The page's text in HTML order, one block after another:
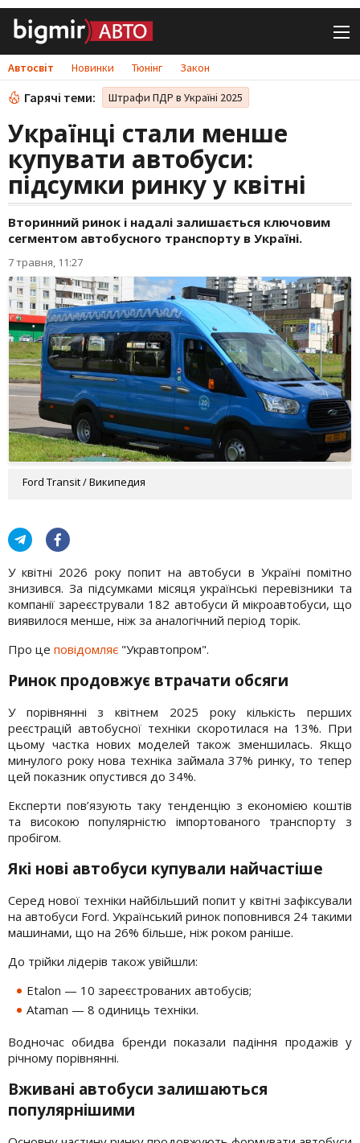
Автосвіт Новинки Тюнінг Закон
Гарячі теми: Штрафи ПДР в Україні 2025
Українці стали менше
купувати автобуси:
підсумки ринку у квітні
Вторинний ринок і надалі залишається ключовим
сегментом автобусного транспорту в Україні.
7 травня, 11:27
Ford Transit / Википедия
У квітні 2026 року попит на автобуси в Україні помітно
знизився. За підсумками місяця українські перевізники та
компанії зареєстрували 182 автобуси й мікроавтобуси, що
виявилося менше, ніж за аналогічний період торік.
Про це повідомляє "Укравтопром".
Ринок продовжує втрачати обсяги
У порівнянні з квітнем 2025 року кількість перших
реєстрацій автобусної техніки скоротилася на 13%. При
цьому частка нових моделей також зменшилась. Якщо
минулого року нова техніка займала 37% ринку, то тепер
цей показник опустився до 34%.
Експерти пов’язують таку тенденцію з економією коштів
та високою популярністю імпортованого транспорту з
пробігом.
Які нові автобуси купували найчастіше
Серед нової техніки найбільший попит у квітні зафіксували
на автобуси Ford. Український ринок поповнився 24 такими
машинами, що на 26% більше, ніж роком раніше.
До трійки лідерів також увійшли:
Etalon — 10 зареєстрованих автобусів;
Ataman — 8 одиниць техніки.
Водночас обидва бренди показали падіння продажів у
річному порівнянні.
Вживані автобуси залишаються
популярнішими